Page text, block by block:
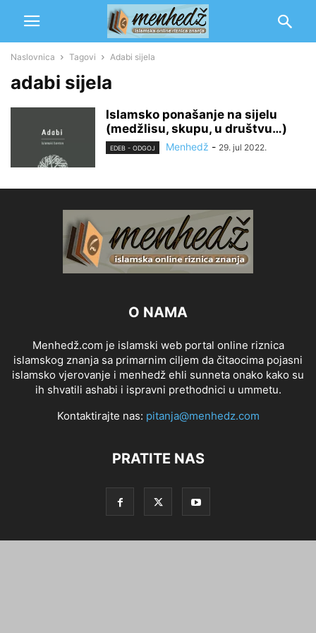
Naslovnica Tagovi Adabi sijela
adabi sijela
Islamsko ponašanje na sijelu
(medžlisu, skupu, u društvu…)
EDEB - ODGOJ Menhedž - 29. jul 2022.
O NAMA
Menhedž.com je islamski web portal online riznica
islamskog znanja sa primarnim ciljem da čitaocima pojasni
islamsko vjerovanje i menhedž ehli sunneta onako kako su
ih shvatili ashabi i ispravni prethodnici u ummetu.
Kontaktirajte nas: pitanja@menhedz.com
PRATITE NAS